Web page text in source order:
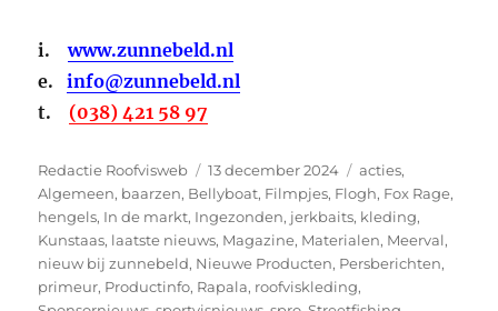
i.
www.zunnebeld.nl
e.
info@zunnebeld.nl
t.
(038) 421 58 97
Auteur
Redactie Roofvisweb
Geplaatst
op
13 december 2024 Categorieën
acties,
Algemeen, baarzen, Bellyboat, Filmpjes, Flogh, Fox Rage,
hengels, In de markt, Ingezonden, jerkbaits, kleding,
Kunstaas, laatste nieuws, Magazine, Materialen, Meerval,
nieuw bij zunnebeld, Nieuwe Producten, Persberichten,
primeur, Productinfo, Rapala, roofviskleding,